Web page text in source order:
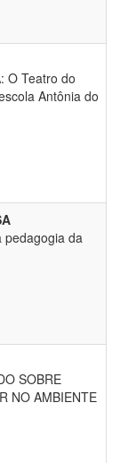
O Teatro do
Antônia do
pedagogia da
SOBRE
NO AMBIENTE